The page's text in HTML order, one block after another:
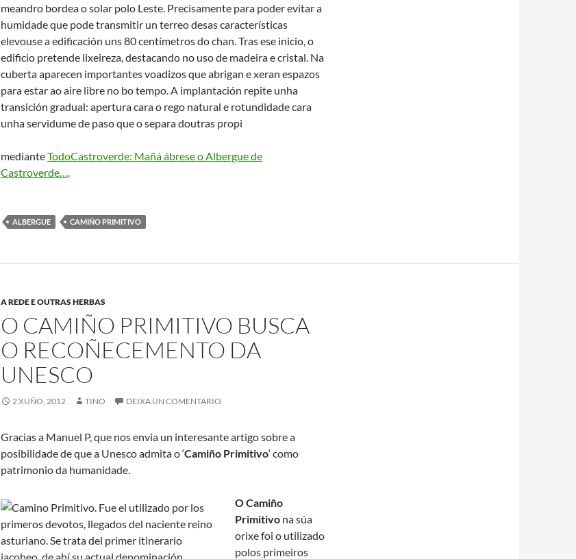
meandro bordea o solar polo Leste. Precisamente para poder evitar a
humidade que pode transmitir un terreo desas características
elevouse a edificación uns 80 centímetros do chan. Tras ese inicio, o
edificio pretende lixeireza, destacando no uso de madeira e cristal. Na
cuberta aparecen importantes voadizos que abrigan e xeran espazos
para estar ao aire libre no bo tempo. A implantación repite unha
transición gradual: apertura cara o rego natural e rotundidade cara
unha servidume de paso que o separa doutras propi
medianteTodoCastroverde: Mañá ábrese o Albergue de
Castroverde….
ALBERGUE CAMIÑO PRIMITIVO
A REDE E OUTRAS HERBAS
O CAMIÑO PRIMITIVO BUSCA
O RECOÑECEMENTO DA
UNESCO
2 XUÑO, 2012 TINO DEIXA UN COMENTARIO
Gracias a Manuel P, que nos envia un interesante artigo sobre a
posibilidade de que a Unesco admita o ‘Camiño Primitivo‘ como
patrimonio da humanidade.
O Camiño
Primitivo na súa
orixe foi o utilizado
polos primeiros